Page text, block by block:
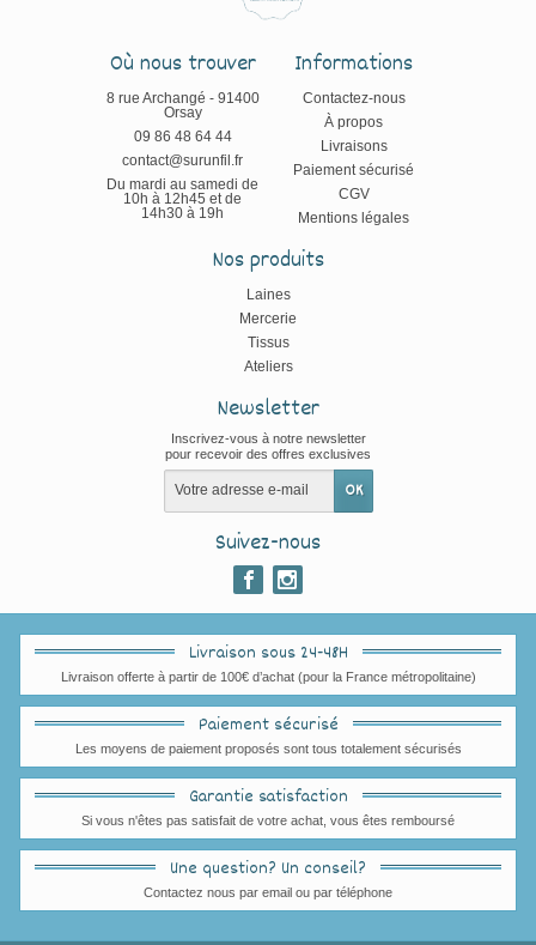
Où nous trouver
8 rue Archangé - 91400
Orsay
09 86 48 64 44
contact@surunfil.fr
Du mardi au samedi de
10h à 12h45 et de
14h30 à 19h
Informations
Contactez-nous
À propos
Livraisons
Paiement sécurisé
CGV
Mentions légales
Nos produits
Laines
Mercerie
Tissus
Ateliers
Newsletter
Inscrivez-vous à notre newsletter
pour recevoir des offres exclusives
Suivez-nous
Livraison sous 24-48H
Livraison offerte à partir de 100€ d’achat (pour la France métropolitaine)
Paiement sécurisé
Les moyens de paiement proposés sont tous totalement sécurisés
Garantie satisfaction
Si vous n'êtes pas satisfait de votre achat, vous êtes remboursé
Une question? Un conseil?
Contactez nous par email ou par téléphone